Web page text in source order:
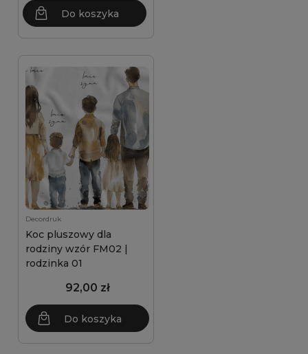
Do koszyka
Decordruk
Koc pluszowy dla
rodziny wzór FM02 |
rodzinka 01
92,00 zł
Do koszyka